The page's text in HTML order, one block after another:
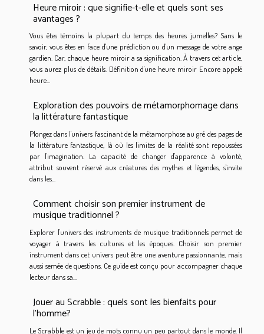
Heure miroir : que signifie-t-elle et quels sont ses
avantages ?
Vous êtes témoins la plupart du temps des heures jumelles? Sans le
savoir, vous êtes en face d'une prédiction ou d'un message de votre ange
gardien. Car, chaque heure miroir a sa signification. À travers cet article,
vous aurez plus de détails. Définition d'une heure miroir Encore appelé
heure...
Exploration des pouvoirs de métamorphomage dans
la littérature fantastique
Plongez dans l'univers fascinant de la métamorphose au gré des pages de
la littérature fantastique, là où les limites de la réalité sont repoussées
par l'imagination. La capacité de changer d'apparence à volonté,
attribut souvent réservé aux créatures des mythes et légendes, s'invite
dans les...
Comment choisir son premier instrument de
musique traditionnel ?
Explorer l'univers des instruments de musique traditionnels permet de
voyager à travers les cultures et les époques. Choisir son premier
instrument dans cet univers peut être une aventure passionnante, mais
aussi semée de questions. Ce guide est conçu pour accompagner chaque
lecteur dans sa...
Jouer au Scrabble : quels sont les bienfaits pour
l’homme?
Le Scrabble est un jeu de mots connu un peu partout dans le monde. Il